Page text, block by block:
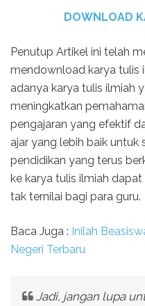
DOWNLOAD
Penutup Artikel ini telah
mendownload karya tulis
adanya karya tulis ilmiah
meningkatkan
pengajaran yang efektif
ajar yang lebih baik untuk
pendidikan yang terus
ke karya tulis ilmiah
tak ternilai bagi para guru.
Baca Juga : Inilah
Negeri Terbaru
Jadi, jangan lupa